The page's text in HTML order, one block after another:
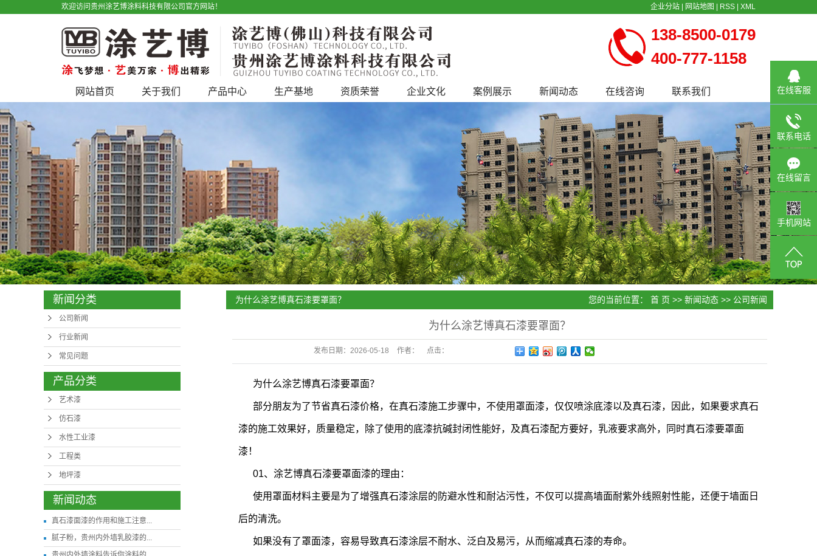
欢迎访问贵州涂艺博涂料科技有限公司官方网站！ 企业分站 网站地图 RSS XML
138-8500-0179
400-777-1158
网站首页 关于我们
宣传视频
户外广告
产品优势
产品中心
水性工业漆
工程类
地坪漆
生产基地 资质荣誉 企业文化 案例展示
工程案例
新闻动态
公司新闻
行业新闻
常见问题
在线咨询 联系我们
新闻分类
公司新闻
行业新闻
常见问题
产品分类
艺术漆
仿石漆
水性工业漆
工程类
地坪漆
新闻动态
真石漆面漆的作用和施工注意...
腻子粉，贵州内外墙乳胶漆的...
为什么涂艺博真石漆要罩面？ 您的当前位置： 首 页 >> 新闻动态 >> 公司新闻
为什么涂艺博真石漆要罩面？
发布日期： 2026-05-18 作者： 点击：
为什么涂艺博真石漆要罩面？
部分朋友为了节省真石漆价格，在真石漆施工步骤中，不使用罩面漆，仅仅喷涂底漆以及真石漆，因此，如果要求真石
漆的施工效果好，质量稳定，除了使用的底漆抗碱封闭性能好，及真石漆配方要好，乳液要求高外，同时真石漆要罩面
漆！
01、涂艺博真石漆要罩面漆的理由：
使用罩面材料主要是为了增强真石漆涂层的防避水性和耐沾污性，不仅可以提高墙面耐紫外线照射性能，还便于墙面日
后的清洗。
如果没有了罩面漆，容易导致真石漆涂层不耐水、泛白及易污，从而缩减真石漆的寿命。
在线客服
联系电话
在线留言
手机网站